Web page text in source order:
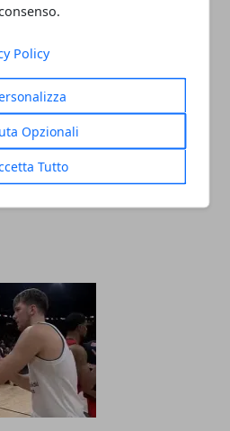
Policy
Opzionali
Tutto
guida alla 25°